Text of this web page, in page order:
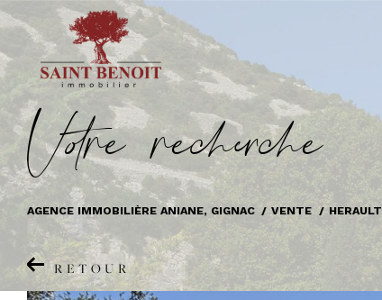
Vore recece
AGENCE IMMOBILIÈRE ANIANE, GIGNAC VENTE HERAULT
RETOUR